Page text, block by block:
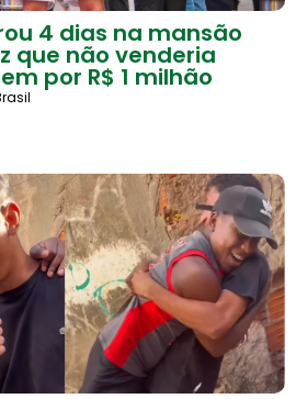
4 dias na mansão
que não venderia
por R$ 1 milhão